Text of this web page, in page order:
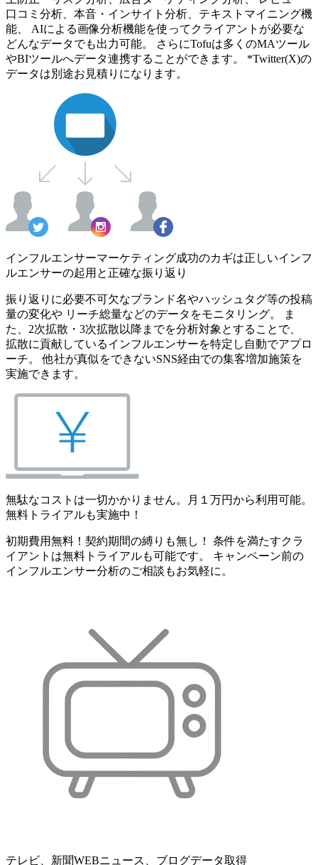
口コミ分析、本音・インサイト分析、テキストマイニング機
能、 AIによる画像分析機能を使ってクライアントが必要な
どんなデータでも出力可能。 さらにTofuは多くのMAツール
やBIツールへデータ連携することができます。 *Twitter(X)の
データは別途お見積りになります。
インフルエンサーマーケティング成功のカギは正しいインフ
ルエンサーの起用と正確な振り返り
振り返りに必要不可欠なブランド名やハッシュタグ等の投稿
量の変化や リーチ総量などのデータをモニタリング。 ま
た、2次拡散・3次拡散以降までを分析対象とすることで、
拡散に貢献しているインフルエンサーを特定し自動でアプロ
ーチ。 他社が真似をできないSNS経由での集客増加施策を
実施できます。
無駄なコストは一切かかりません。月１万円から利用可能。
無料トライアルも実施中！
初期費用無料！契約期間の縛りも無し！ 条件を満たすクラ
イアントは無料トライアルも可能です。 キャンペーン前の
インフルエンサー分析のご相談もお気軽に。
テレビ、新聞WEBニュース、ブログデータ取得